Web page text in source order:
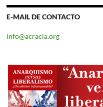
E-MAIL DE CONTACTO
info@acracia.org